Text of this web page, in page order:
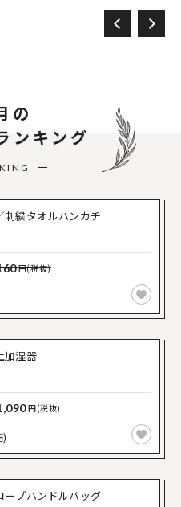
の
ンキング
刺繍タオルハンカチ
円(税抜)
加湿器
円(税抜)
)
ープハンドルバッグ